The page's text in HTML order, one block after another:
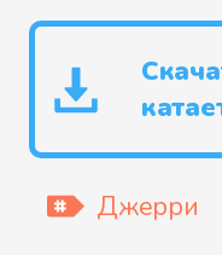
Джерри